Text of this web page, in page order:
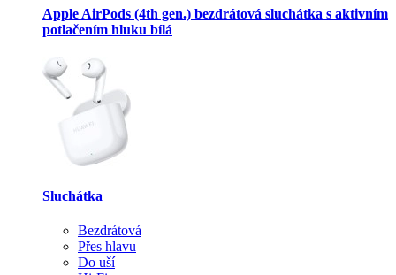
Apple AirPods (4th gen.) bezdrátová sluchátka s aktivním
potlačením hluku bílá
Sluchátka
Bezdrátová
Přes hlavu
Do uší